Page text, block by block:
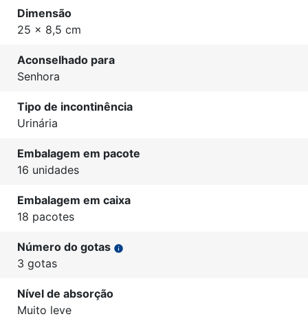
Dimensão
25 x 8,5 cm
Aconselhado para
Senhora
Tipo de incontinência
Urinária
Embalagem em pacote
16 unidades
Embalagem em caixa
18 pacotes
Número do gotas info
3 gotas
Nível de absorção
Muito leve